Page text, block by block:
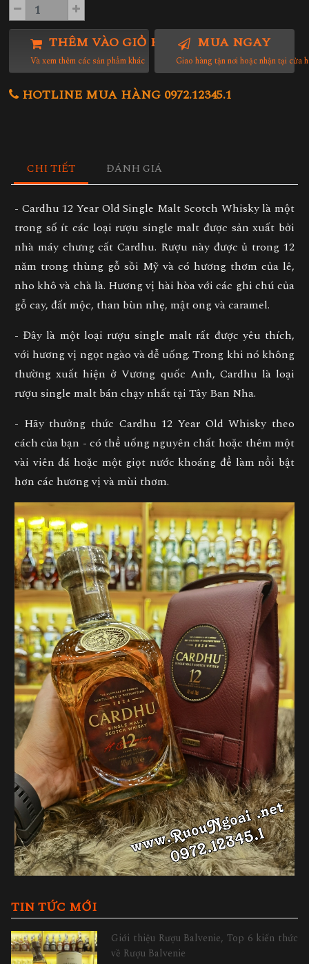
THÊM VÀO GIỎ HÀNG
Và xem thêm các sản phẩm khác
MUA NGAY
Giao hàng tận nơi hoặc nhận tại cửa
HOTLINE MUA HÀNG 0972.12345.1
CHI TIẾT ĐÁNH GIÁ
- Cardhu 12 Year Old Single Malt Scotch Whisky là một
trong số ít các loại rượu single malt được sản xuất bởi
nhà máy chưng cất Cardhu. Rượu này được ủ trong 12
năm trong thùng gỗ sồi Mỹ và có hương thơm của lê,
nho khô và chà là. Hương vị hài hòa với các ghi chú của
gỗ cay, đất mộc, than bùn nhẹ, mật ong và caramel.
- Đây là một loại rượu single malt rất được yêu thích,
với hương vị ngọt ngào và dễ uống. Trong khi nó không
thường xuất hiện ở Vương quốc Anh, Cardhu là loại
rượu single malt bán chạy nhất tại Tây Ban Nha.
- Hãy thưởng thức Cardhu 12 Year Old Whisky theo
cách của bạn - có thể uống nguyên chất hoặc thêm một
vài viên đá hoặc một giọt nước khoáng để làm nổi bật
hơn các hương vị và mùi thơm.
TIN TỨC MỚI
Giới thiệu Rượu Balvenie, Top 6 kiến thức
về Rượu Balvenie